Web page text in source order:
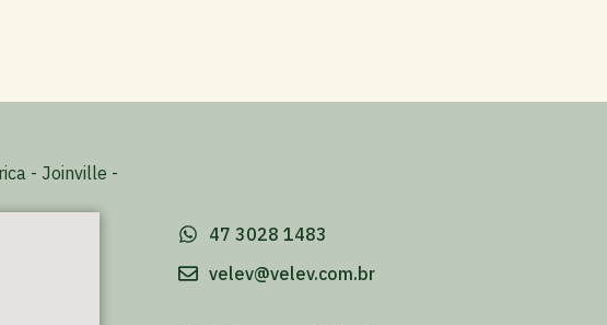
- Joinville -
47 3028 1483
velev@velev.com.br